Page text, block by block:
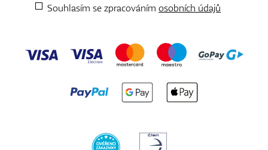
Souhlasím se zpracováním osobních údajů